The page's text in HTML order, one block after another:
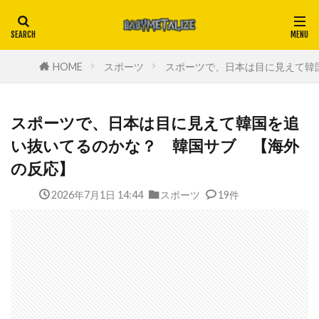
HOME スポーツ スポーツで、日本は目に見えて
スポーツで、日本は目に見えて韓国を追
い抜いてるのかな？ 韓国サブ 【海外
の反応】
2026年7月1日 14:44 スポーツ 19件